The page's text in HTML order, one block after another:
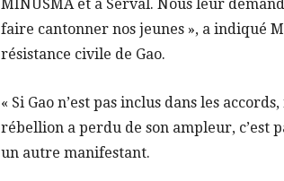
MINUSMA et à Serval. Nous leur
faire cantonner nos jeunes », a indiqué
résistance civile de Gao.
« Si Gao n’est pas inclus dans les
rébellion a perdu de son ampleur, c’est
un autre manifestant.